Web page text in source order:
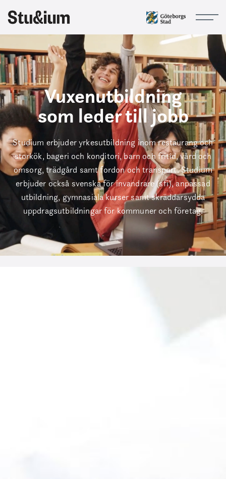
Välkommen till
Studium!
أهلاً
وسهلاً
Soo
Dhawoow
Welcome
خوش
امدی
Bienvenido
Dobrodošli
欢
迎
Välkommen till
Studium!
أهلاً
وسهلاً
Soo
Dhawoow
Welcome
خوش
امدی
Bienvenido
Dobrodošli
欢
迎
Välkommen till
Studium!
أهلاً
وسهلاً
Soo
Dhawoow
Welcome
خوش
امدی
Bienvenido
Dobrodošli
欢
迎
Vuxenutbildning
som leder till jobb
Studium erbjuder yrkesutbildning inom restaurang och
storkök, bageri och konditori, barn och fritid, vård och
omsorg, trädgård samt fordon och transport. Studium
erbjuder också svenska för invandrare (sfi), anpassad
utbildning, gymnasiala kurser samt skräddarsydda
uppdragsutbildningar för kommuner och företag.